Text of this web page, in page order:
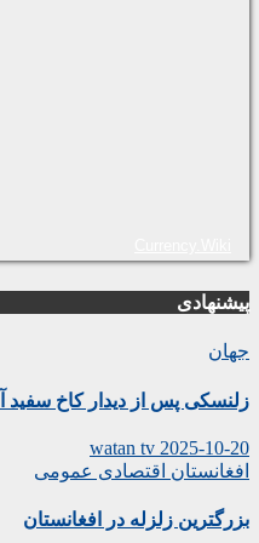
پیشنهادی
جهان
زلنسکی پس از دیدار کاخ سفید
2025-10-20
watan tv
افغانستان اقتصادی عمومی
بزرگترین زلزله در افغانستان